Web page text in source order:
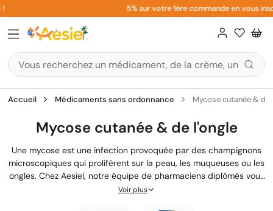
Aller
au
contenu
5% sur votre 1ère commande en vous
Accueil Médicaments sans ordonnance Mycose cutanée & de
Mycose cutanée & de l'ongle
Une mycose est une infection provoquée par des champignons
microscopiques qui prolifèrent sur la peau, les muqueuses ou les
ongles. Chez Aesiel, notre équipe de pharmaciens diplômés vous
aide à identifier le traitement antifongique adapté à votre
Voir plus